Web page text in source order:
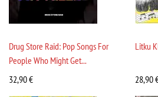
Drug Store Raid: Pop Songs For
People Who Might Get...
32,90€
Litku
28,90